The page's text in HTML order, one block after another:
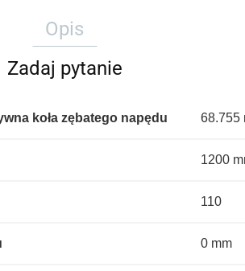
Opis
Zadaj pytanie
koła zębatego napędu 68.755
1200
110
0 mm